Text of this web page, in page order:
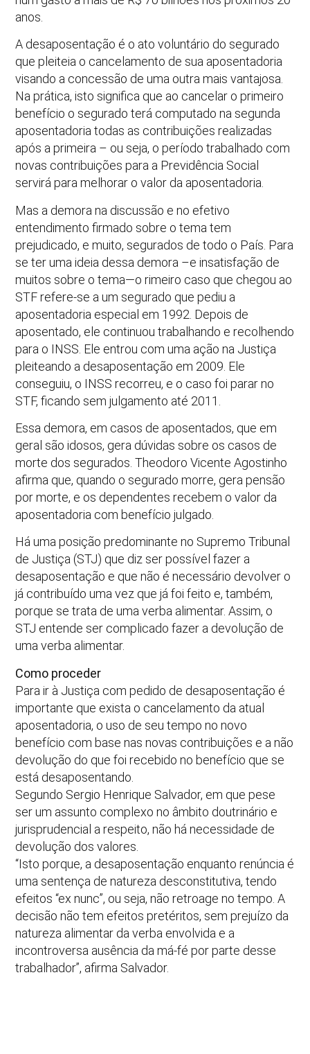
anos.
A desaposentação é o ato voluntário do segurado
que pleiteia o cancelamento de sua aposentadoria
visando a concessão de uma outra mais vantajosa.
Na prática, isto significa que ao cancelar o primeiro
benefício o segurado terá computado na segunda
aposentadoria todas as contribuições realizadas
após a primeira – ou seja, o período trabalhado com
novas contribuições para a Previdência Social
servirá para melhorar o valor da aposentadoria.
Mas a demora na discussão e no efetivo
entendimento firmado sobre o tema tem
prejudicado, e muito, segurados de todo o País. Para
se ter uma ideia dessa demora –e insatisfação de
muitos sobre o tema—o rimeiro caso que chegou ao
STF refere-se a um segurado que pediu a
aposentadoria especial em 1992. Depois de
aposentado, ele continuou trabalhando e recolhendo
para o INSS. Ele entrou com uma ação na Justiça
pleiteando a desaposentação em 2009. Ele
conseguiu, o INSS recorreu, e o caso foi parar no
STF, ficando sem julgamento até 2011.
Essa demora, em casos de aposentados, que em
geral são idosos, gera dúvidas sobre os casos de
morte dos segurados. Theodoro Vicente Agostinho
afirma que, quando o segurado morre, gera pensão
por morte, e os dependentes recebem o valor da
aposentadoria com benefício julgado.
Há uma posição predominante no Supremo Tribunal
de Justiça (STJ) que diz ser possível fazer a
desaposentação e que não é necessário devolver o
já contribuído uma vez que já foi feito e, também,
porque se trata de uma verba alimentar. Assim, o
STJ entende ser complicado fazer a devolução de
uma verba alimentar.
Como proceder
Para ir à Justiça com pedido de desaposentação é
importante que exista o cancelamento da atual
aposentadoria, o uso de seu tempo no novo
benefício com base nas novas contribuições e a não
devolução do que foi recebido no benefício que se
está desaposentando.
Segundo Sergio Henrique Salvador, em que pese
ser um assunto complexo no âmbito doutrinário e
jurisprudencial a respeito, não há necessidade de
devolução dos valores.
“Isto porque, a desaposentação enquanto renúncia é
uma sentença de natureza desconstitutiva, tendo
efeitos “ex nunc”, ou seja, não retroage no tempo. A
decisão não tem efeitos pretéritos, sem prejuízo da
natureza alimentar da verba envolvida e a
incontroversa ausência da má-fé por parte desse
trabalhador”, afirma Salvador.